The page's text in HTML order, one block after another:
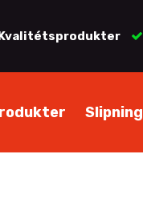
Slipning